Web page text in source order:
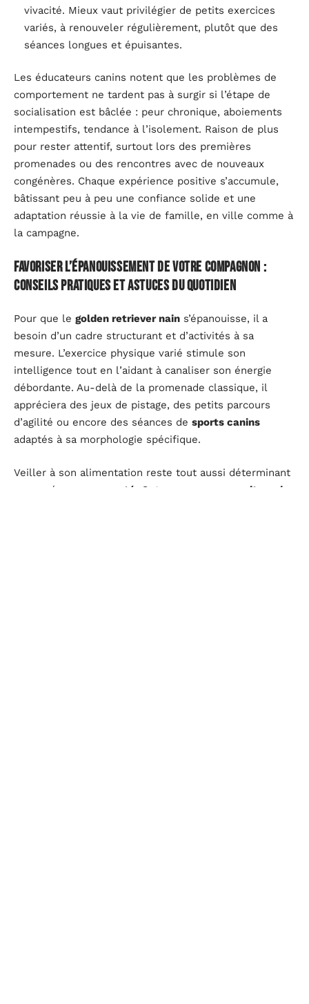
vivacité. Mieux vaut privilégier de petits exercices
variés, à renouveler régulièrement, plutôt que des
séances longues et épuisantes.
Les éducateurs canins notent que les problèmes de
comportement ne tardent pas à surgir si l’étape de
socialisation est bâclée : peur chronique, aboiements
intempestifs, tendance à l’isolement. Raison de plus
pour rester attentif, surtout lors des premières
promenades ou des rencontres avec de nouveaux
congénères. Chaque expérience positive s’accumule,
bâtissant peu à peu une confiance solide et une
adaptation réussie à la vie de famille, en ville comme à
la campagne.
Favoriser l’épanouissement de votre compagnon :
conseils pratiques et astuces du quotidien
Pour que le golden retriever nain s’épanouisse, il a
besoin d’un cadre structurant et d’activités à sa
mesure. L’exercice physique varié stimule son
intelligence tout en l’aidant à canaliser son énergie
débordante. Au-delà de la promenade classique, il
appréciera des jeux de pistage, des petits parcours
d’agilité ou encore des séances de sports canins
adaptés à sa morphologie spécifique.
Veiller à son alimentation reste tout aussi déterminant
pour préserver sa
santé . Optez pour une
nourriture de